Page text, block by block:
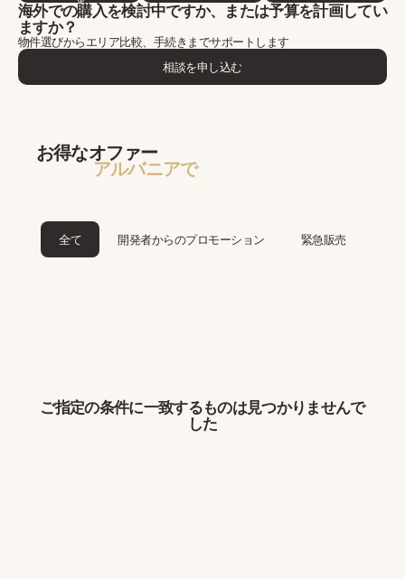
海外での購入を検討中ですか、または予算を計画してい
ますか？
物件選びからエリア比較、手続きまでサポートします
相談を申し込む
お得なオファー
アルバニアで
全て 開発者からのプロモーション 緊急販売
ご指定の条件に一致するものは見つかりませんで
した